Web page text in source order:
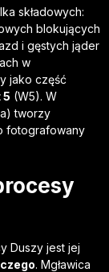
składowych:
blokujących
i gęstych jąder
w
jako część
5 (W5). W
tworzy
fotografowany
Duszy jest jej
. Mgławica